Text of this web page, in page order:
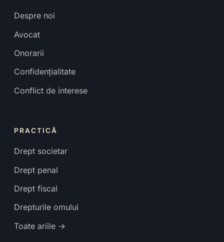
Despre noi
Avocat
Onorarii
Confidențialitate
Conflict de interese
PRACTICĂ
Drept societar
Drept penal
Drept fiscal
Drepturile omului
Toate ariile →